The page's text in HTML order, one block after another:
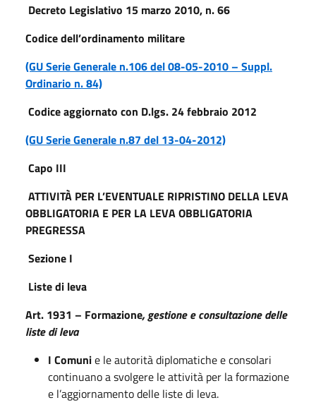
Decreto Legislativo 15 marzo 2010, n. 66
Codice dell’ordinamento militare
(GU Serie Generale n.106 del 08-05-2010 – Suppl.
Ordinario n. 84)
Codice aggiornato con D.lgs. 24 febbraio 2012
(GU Serie Generale n.87 del 13-04-2012)
Capo III
ATTIVITÀ PER L’EVENTUALE RIPRISTINO DELLA LEVA
OBBLIGATORIA E PER LA LEVA OBBLIGATORIA
PREGRESSA
Sezione I
Liste di leva
Art. 1931 – Formazione, gestione e consultazione delle
liste di leva
I Comunie le autorità diplomatiche e consolari
continuano a svolgere le attività per la formazione
e l’aggiornamento delle liste di leva.